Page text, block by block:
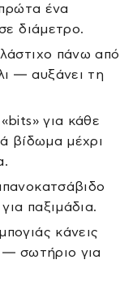
ένα
διάμετρο.
πάνω από
— αυξάνει τη
για κάθε
βίδωμα μέχρι
παξιμάδια.
κάνεις
— σωτήριο για